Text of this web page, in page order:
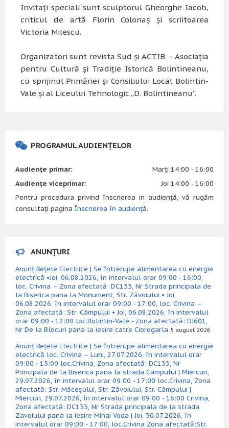
Invitaţi speciali sunt sculptorul Gheorghe Iacob,
criticul de artă Florin Colonaş şi scriitoarea
Victoria Milescu.
Organizatori sunt revista Sud şi ACTIB – Asociaţia
pentru Cultură şi Tradiţie Istorică Bolintineanu,
cu sprijinul Primăriei şi Consiliului Local Bolintin-
Vale şi al Liceului Tehnologic „D. Bolintineanu”.
PROGRAMUL AUDIENȚELOR
Audiențe primar:
Marți 14:00 - 16:00
Audiențe viceprimar:
Joi 14:00 - 16:00
Pentru procedura privind înscrierea in audiență, vă rugăm
consultați pagina Înscrierea în audiență.
ANUNȚURI
Anunț Rețele Electrice | Se întrerupe alimentarea cu energie
electrică •Joi, 06.08.2026, în intervalul orar 09:00 - 16:00,
loc. Crivina – Zona afectată: DC133, Nr Strada principala de
la Biserica pana la Monument, Str. Zăvoiului • Joi,
06.08.2026, în intervalul orar 09:00 - 17:00, loc. Crivina –
Zona afectată: Str. Câmpului • Joi, 06.08.2026, în intervalul
orar 09:00 - 12:00 loc.Bolintin-Vale - Zona afectată: DJ601,
Nr De la Blocuri pana la iesire catre Ciorogarla 5 august 2026
Anunț Rețele Electrice | Se întrerupe alimentarea cu energie
electrică loc. Crivina – Luni, 27.07.2026, în intervalul orar
09:00 - 15:00 loc.Crivina, Zona afectată: DC133, Nr
Principala de la Biserica pana la strada Campului | Miercuri,
29.07.2026, în intervalul orar 09:00 - 17:00 loc.Crivina, Zona
afectată: Str. Măceșului, Str. Zăvoiului, Str. Câmpului |
Miercuri, 29.07.2026, în intervalul orar 09:00 - 16:00 Crivina,
Zona afectată: DC133, Nr Strada principala de la strada
Zavoiului pana la iesire Mihai Voda | Joi, 30.07.2026, în
intervalul orar 09:00 - 17:00, loc.Crivina Zona afectată:Str.